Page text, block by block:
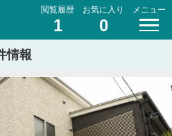
閲覧履歴
1
お気に入り
0
メニュー
情報